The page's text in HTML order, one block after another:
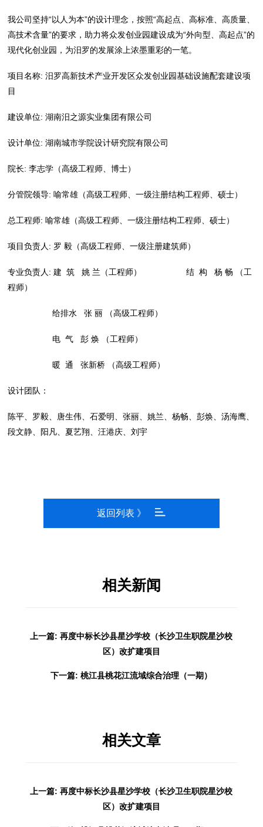
我公司坚持“以人为本”的设计理念，按照“高起点、高标准、高质量、
高技术含量”的要求，助力将众发创业园建设成为“外向型、高起点”的
现代化创业园，为汨罗的发展涂上浓墨重彩的一笔。
项目名称: 汨罗高新技术产业开发区众发创业园基础设施配套建设项
目
建设单位: 湖南汨之源实业集团有限公司
设计单位: 湖南城市学院设计研究院有限公司
院长: 李志学（高级工程师、博士）
分管院领导: 喻常雄（高级工程师、一级注册结构工程师、硕士）
总工程师: 喻常雄（高级工程师、一级注册结构工程师、硕士）
项目负责人: 罗 毅（高级工程师、一级注册建筑师）
专业负责人: 建 筑 姚 兰（工程师） 结 构 杨 畅 （工
程师）
给排水 张 丽 （高级工程师）
电 气 彭 焕 （工程师）
暖 通 张新桥 （高级工程师）
设计团队：
陈平、罗毅、唐生伟、石爱明、张丽、姚兰、杨畅、彭焕、汤海鹰、
段文静、阳凡、夏艺翔、汪港庆、刘宇
返回列表 》
相关新闻
上一篇: 再度中标长沙县星沙学校（长沙卫生职院星沙校
区）改扩建项目
下一篇: 桃江县桃花江流域综合治理（一期）
相关文章
上一篇: 再度中标长沙县星沙学校（长沙卫生职院星沙校
区）改扩建项目